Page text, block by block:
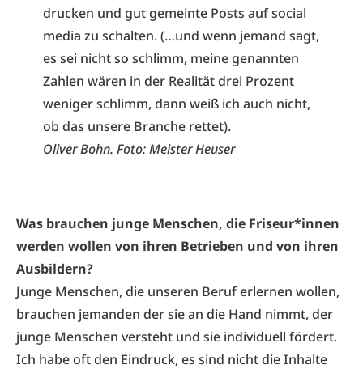
drucken und gut gemeinte Posts auf social
media zu schalten. (…und wenn jemand sagt,
es sei nicht so schlimm, meine genannten
Zahlen wären in der Realität drei Prozent
weniger schlimm, dann weiß ich auch nicht,
ob das unsere Branche rettet).
Oliver Bohn. Foto: Meister Heuser
Was brauchen junge Menschen, die Friseur*innen
werden wollen von ihren Betrieben und von ihren
Ausbildern?
Junge Menschen, die unseren Beruf erlernen wollen,
brauchen jemanden der sie an die Hand nimmt, der
junge Menschen versteht und sie individuell fördert.
Ich habe oft den Eindruck, es sind nicht die Inhalte